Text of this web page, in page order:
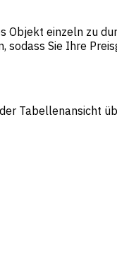
einzeln zu
sodass Sie Ihre
Tabellenansicht